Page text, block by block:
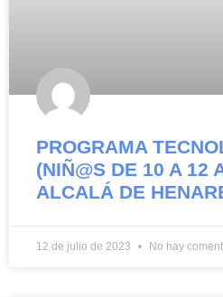
PROGRAMA
(NIÑ@S DE 10 A 12
ALCALÁ DE
12 de julio de 2023 No hay